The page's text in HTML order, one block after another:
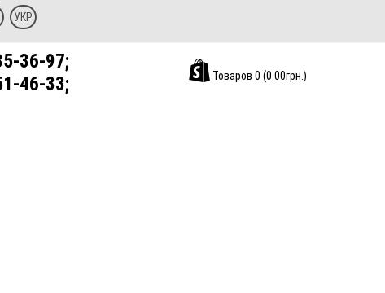
УКР
36-97;
46-33;
Товаров 0 (0.00грн.)